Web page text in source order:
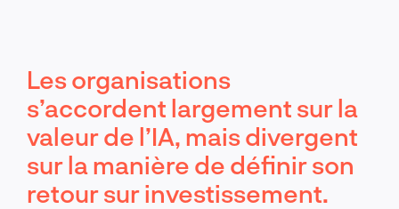
Les organisations
s’accordent largement sur la
valeur de l’IA, mais divergent
sur la manière de définir son
retour sur investissement.